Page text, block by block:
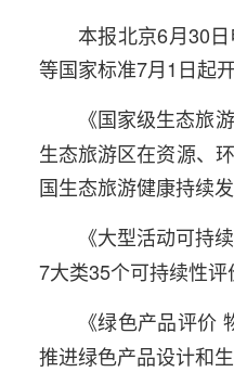
本报北京6月30
等国家标准7月1日起
《国家级生态旅
生态旅游区在资源、
国生态旅游健康持续发
《大型活动可持
7大类35个可持续性
《绿色产品评价
推进绿色产品设计和